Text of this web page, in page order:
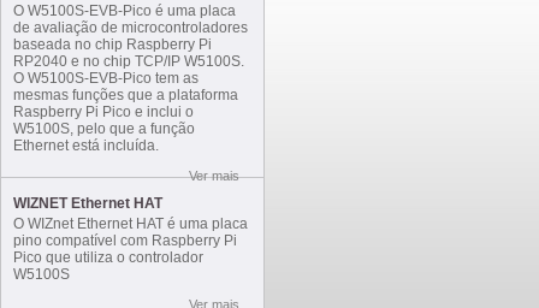
O W5100S-EVB-Pico é uma placa
de avaliação de microcontroladores
baseada no chip Raspberry Pi
RP2040 e no chip TCP/IP W5100S.
O W5100S-EVB-Pico tem as
mesmas funções que a plataforma
Raspberry Pi Pico e inclui o
W5100S, pelo que a função
Ethernet está incluída.
Ver mais
WIZNET Ethernet HAT
O WIZnet Ethernet HAT é uma placa
pino compatível com Raspberry Pi
Pico que utiliza o controlador
W5100S
Ver mais